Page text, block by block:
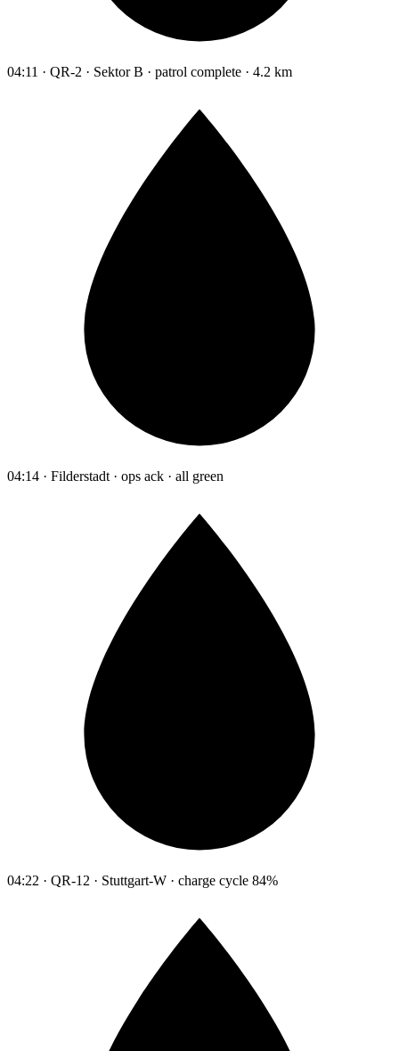
04:11 · QR-2 · Sektor B · patrol complete · 4.2 km
04:14 · Filderstadt · ops ack · all green
04:22 · QR-12 · Stuttgart-W · charge cycle 84%